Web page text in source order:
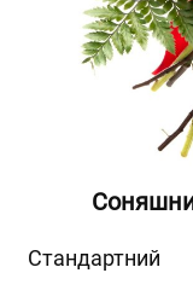
Cтандартний